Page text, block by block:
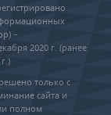
–
2020 г. (ранее
только с
сайта и
полном